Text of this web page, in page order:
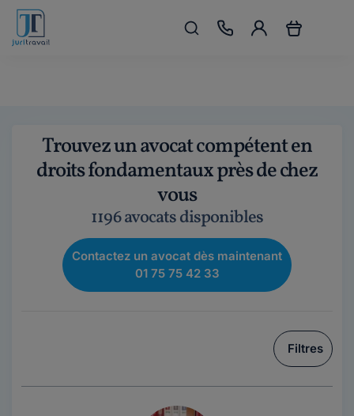
Trouvez un avocat compétent en
droits fondamentaux près de chez
vous
1196 avocats disponibles
Contactez un avocat dès maintenant
01 75 75 42 33
Filtres